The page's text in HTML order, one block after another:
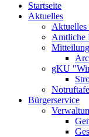
Startseite
Aktuelles
Aktuelles
Amtliche
gKU
Bürgerservice